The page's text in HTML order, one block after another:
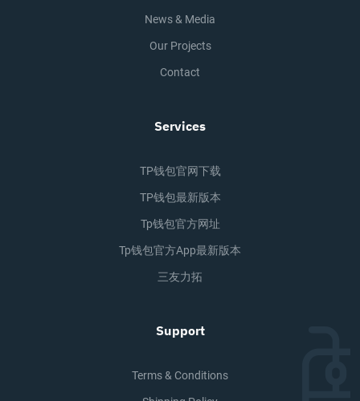
News & Media
Our Projects
Contact
Services
TP钱包官网下载
TP钱包最新版本
Tp钱包官方网址
Tp钱包官方app最新版本
三友力拓
Support
Terms & Conditions